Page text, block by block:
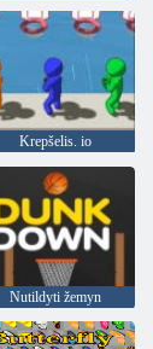
Krepšelis. io
Nutildyti žemyn